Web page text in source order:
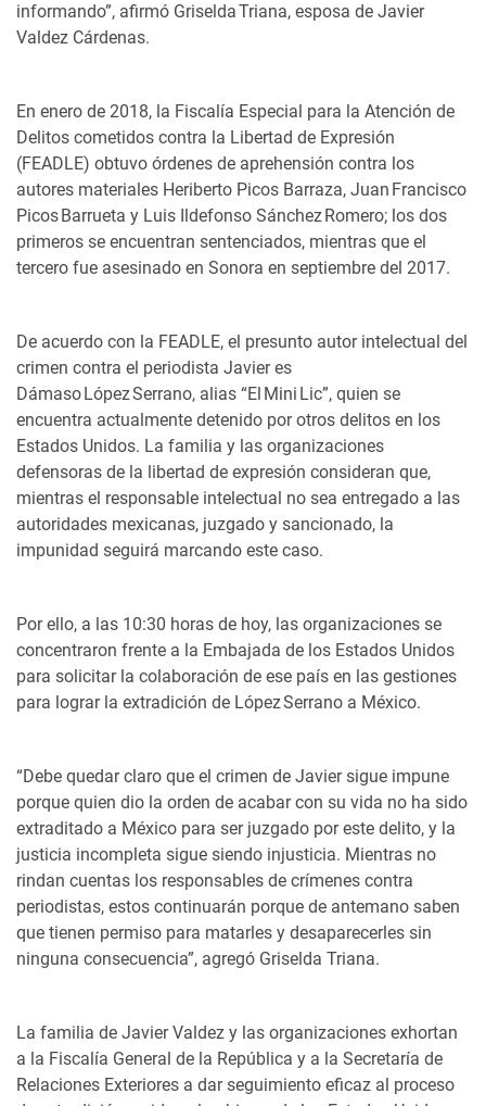
informando”, afirmó Griselda Triana, esposa de Javier
Valdez Cárdenas.
En enero de 2018, la Fiscalía Especial para la Atención de
Delitos cometidos contra la Libertad de Expresión
(FEADLE) obtuvo órdenes de aprehensión contra los
autores materiales Heriberto Picos Barraza, Juan Francisco
Picos Barrueta y Luis Ildefonso Sánchez Romero; los dos
primeros se encuentran sentenciados, mientras que el
tercero fue asesinado en Sonora en septiembre del 2017.
De acuerdo con la FEADLE, el presunto autor intelectual del
crimen contra el periodista Javier es
Dámaso López Serrano, alias “El Mini Lic”, quien se
encuentra actualmente detenido por otros delitos en los
Estados Unidos. La familia y las organizaciones
defensoras de la libertad de expresión consideran que,
mientras el responsable intelectual no sea entregado a las
autoridades mexicanas, juzgado y sancionado, la
impunidad seguirá marcando este caso.
Por ello, a las 10:30 horas de hoy, las organizaciones se
concentraron frente a la Embajada de los Estados Unidos
para solicitar la colaboración de ese país en las gestiones
para lograr la extradición de López Serrano a México.
“Debe quedar claro que el crimen de Javier sigue impune
porque quien dio la orden de acabar con su vida no ha sido
extraditado a México para ser juzgado por este delito, y la
justicia incompleta sigue siendo injusticia. Mientras no
rindan cuentas los responsables de crímenes contra
periodistas, estos continuarán porque de antemano saben
que tienen permiso para matarles y desaparecerles sin
ninguna consecuencia”, agregó Griselda Triana.
La familia de Javier Valdez y las organizaciones exhortan
a la Fiscalía General de la República y a la Secretaría de
Relaciones Exteriores a dar seguimiento eficaz al proceso